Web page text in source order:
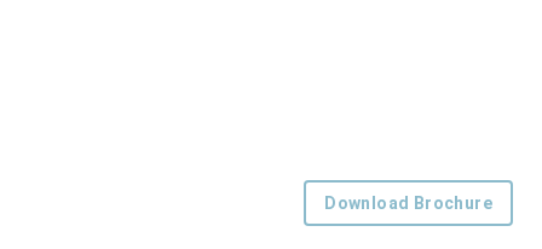
Download Brochure